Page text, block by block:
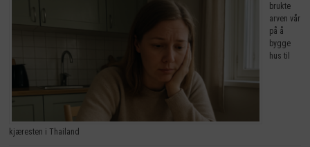
brukte
arven vår
på å
bygge
hus til
kjæresten i Thailand